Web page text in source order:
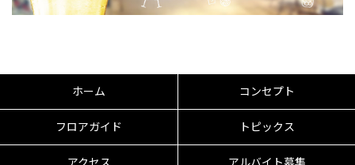
ホーム コンセプト
フロアガイド トピックス